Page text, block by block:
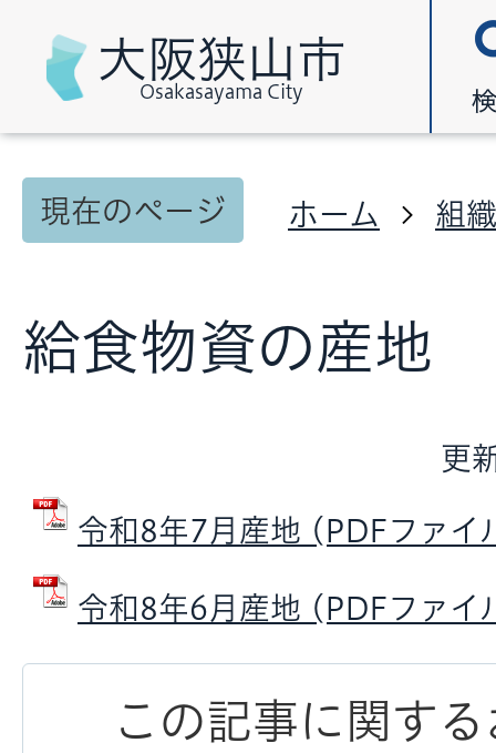
大阪狭山市
Osakasayama City
現在のページ ホーム 組
給食物資の産地
更
令和8年7月産地 (PDFファ
令和8年6月産地 (PDFファ
この記事に関す